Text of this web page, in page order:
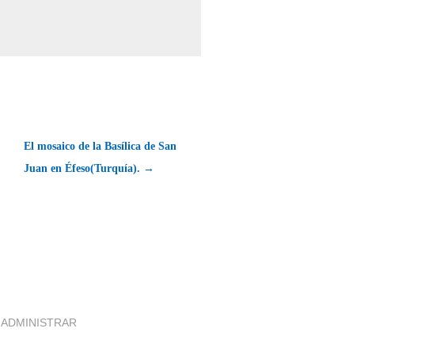
El mosaico de la Basílica de San
Juan en Éfeso(Turquía). →
ADMINISTRAR